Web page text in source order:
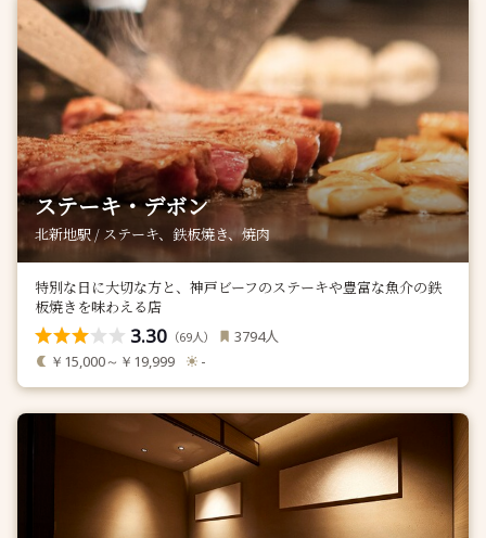
ステーキ・デボン
北新地駅 / ステーキ、鉄板焼き、焼肉
特別な日に大切な方と、神戸ビーフのステーキや豊富な魚介の鉄
板焼きを味わえる店
3.30 （69人） 3794人
￥15,000～￥19,999 -